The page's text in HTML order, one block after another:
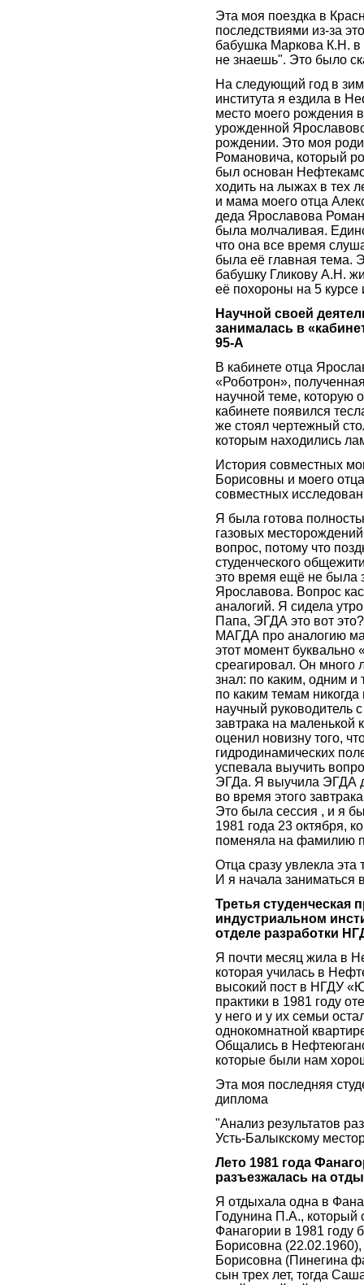
Эта моя поездка в
последствиями из-за
бабушка Маркова К.Н. в
не знаешь". Это было
На следующий год в
института я ездила в
место моего рождения
урожденной
рождении. Это моя
Романовича, который
был основан
ходить на лыжах в тех
и мама моего отца
деда Ярославова
была молчаливая.
что она все время
была её главная тема.
бабушку Гликову А.Н.
её похороны на 5 курсе
Научной своей
занималась в
95-А
В кабинете отца
«Роботрон»,
научной теме, которую
кабинете появился
же стоял чертежный
которым находились
История совместных
Борисовны и моего
совместных
Я была готова
газовых
вопрос, потому что
студенческого
это время ещё не была
Ярославова. Вопрос
аналогий. Я сидела
Папа, ЭГДА это вот
МАГДА про аналогию
этот момент буквально
среагировал. Он много
знал: по каким, одним
по каким темам
научный руководитель
завтрака на маленькой
оценил новизну того,
гидродинамических
успевала выучить
ЭГДа. Я выучила ЭГДА
во время этого
Это была сессия , и я
1981 года 23 октября,
поменяла на фамилию
Отца сразу увлекла
И я начала заниматься
Третья студенческая
индустриальном
отделе разработки
Я почти месяц жила в
которая училась в
высокий пост в НГДУ
практики в 1981 году
у него и у их семьи
однокомнатной
Общались в
которые были нам
Эта моя последняя
диплома
"Анализ результатов
Усть-Балыкскому
Лето 1981 года
разъезжалась на
Я отдыхала одна в
Годунина П.А., который
Фанагории в 1981 году
Борисовна
Борисовна (Пинегина
сын трех лет, тогда